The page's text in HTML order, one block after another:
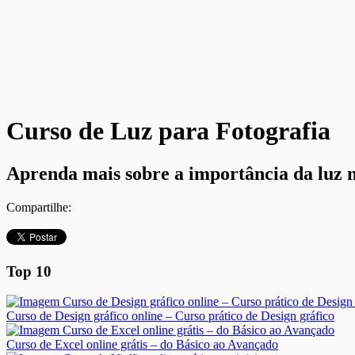
Curso de Luz para Fotografia
Aprenda mais sobre a importância da luz
Compartilhe:
Top 10
Curso de Design gráfico online – Curso prático de Design gráfico
Curso de Excel online grátis – do Básico ao Avançado